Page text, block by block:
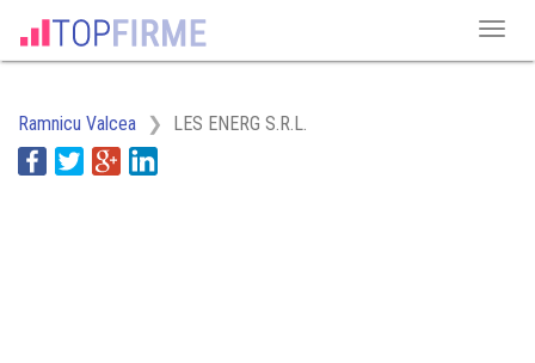
Ramnicu Valcea LES ENERG S.R.L.